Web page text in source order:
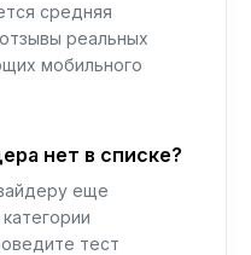
средняя
реальных
мобильного
нет в списке?
еще
тест